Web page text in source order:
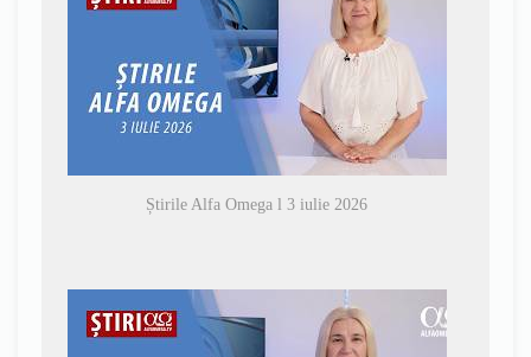
Știrile Alfa Omega l 3 iulie 2026